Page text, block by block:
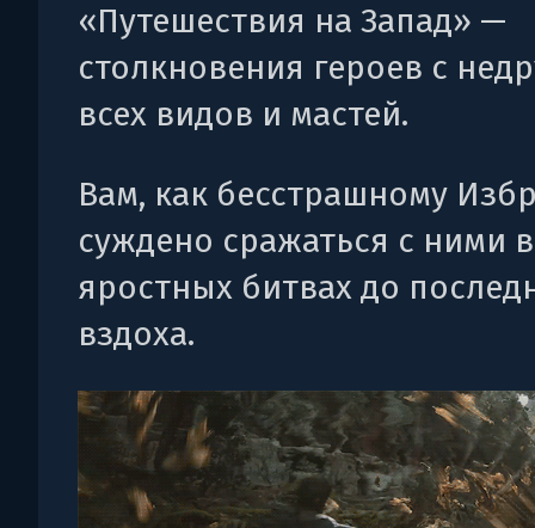
«Путешествия на Запад» —
столкновения героев с
всех видов и мастей.
Вам, как бесстрашному
суждено сражаться с ними в
яростных битвах до
вздоха.